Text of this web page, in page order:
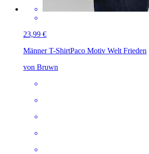
23,99 €
Männer T-ShirtPaco Motiv Welt Frieden
von Bruwn